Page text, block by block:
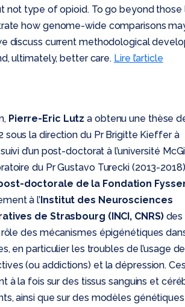
not type of opioid. To go beyond
how genome-wide comparisons
discuss current methodological
ultimately, better care. Lire l’article
Pierre-Eric Lutz a obtenu une thèse
sous la direction du Pr Brigitte Kieffer à
d’un post-doctorat à l’université
du Pr Gustavo Turecki (2013-
doctorale de la Fondation
à l’Institut des Neurosciences
de Strasbourg (INCI, CNRS)des
des mécanismes épigénétiques
en particulier les troubles de l’usage de
(ou addictions) et la dépression. Ces
à la fois sur des tissus sanguins et
ainsi que sur des modèles